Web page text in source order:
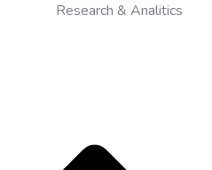
Research & Analitics